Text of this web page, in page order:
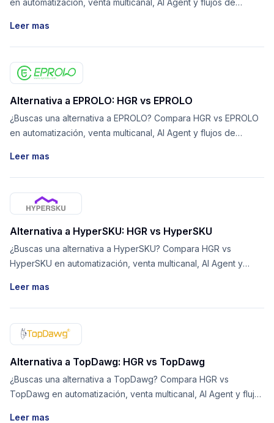
Leer mas
Alternativa a EPROLO: HGR vs EPROLO
¿Buscas una alternativa a EPROLO? Compara HGR vs EPROLO
en automatización, venta multicanal, AI Agent y flujos de
Leer mas
Alternativa a HyperSKU: HGR vs HyperSKU
¿Buscas una alternativa a HyperSKU? Compara HGR vs
HyperSKU en automatización, venta multicanal, AI Agent y
Leer mas
Alternativa a TopDawg: HGR vs TopDawg
¿Buscas una alternativa a TopDawg? Compara HGR vs
TopDawg en automatización, venta multicanal, AI Agent y flujos
Leer mas